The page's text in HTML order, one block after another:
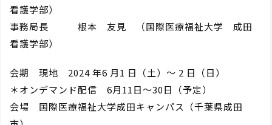
看護学部）
事務局長 根本 友見 （国際医療福祉大学 成田
看護学部）
会期 現地 2024 年6 月1 日（土）～ 2 日（日）
＊オンデマンド配信 6月11日～30日（予定）
会場 国際医療福祉大学成田キャンパス（千葉県成田